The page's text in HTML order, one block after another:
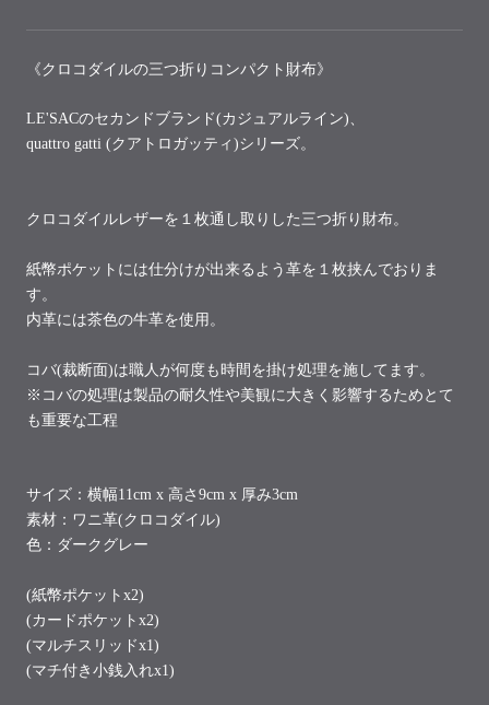
《クロコダイルの三つ折りコンパクト財布》
LE'SACのセカンドブランド(カジュアルライン)、
quattro gatti (クアトロガッティ)シリーズ。
クロコダイルレザーを１枚通し取りした三つ折り財布。
紙幣ポケットには仕分けが出来るよう革を１枚挟んでおりま
す。
内革には茶色の牛革を使用。
コバ(裁断面)は職人が何度も時間を掛け処理を施してます。
※コバの処理は製品の耐久性や美観に大きく影響するためとて
も重要な工程
サイズ： 横幅11cm x 高さ9cm x 厚み3cm
素材：ワニ革(クロコダイル)
色：ダークグレー
(紙幣ポケットx2)
(カードポケットx2)
(マルチスリッドx1)
(マチ付き小銭入れx1)